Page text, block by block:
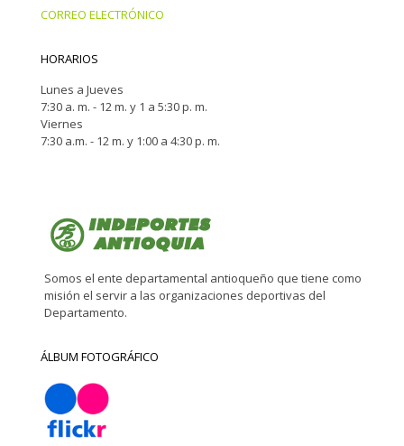
CORREO ELECTRÓNICO
HORARIOS
Lunes a Jueves
7:30 a. m. - 12 m. y 1 a 5:30 p. m.
Viernes
7:30 a.m. - 12 m. y 1:00 a 4:30 p. m.
Somos el ente departamental antioqueño que tiene como
misión el servir a las organizaciones deportivas del
Departamento.
ÁLBUM FOTOGRÁFICO